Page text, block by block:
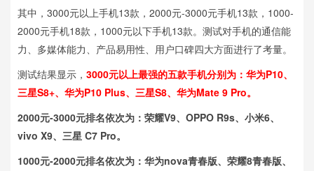
其中，3000元以上手机13款，2000元-3000元手机13款，1000-
2000元手机18款，1000元以下手机13款。测试对手机的通信能
力、多媒体能力、产品易用性、用户口碑四大方面进行了考量。
测试结果显示， 3000元以上最强的五款手机分别为：华为P10、
三星S8+、华为P10 Plus、三星S8、华为Mate 9 Pro。
2000元-3000元排名依次为：荣耀V9、OPPO R9s、小米6、
vivo X9、三星 C7 Pro。
1000元-2000元排名依次为：华为nova青春版、荣耀8青春版、